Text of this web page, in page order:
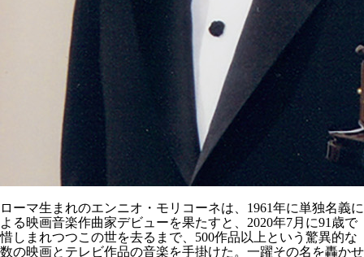
ローマ生まれのエンニオ・モリコーネは、1961年に単独名義に
よる映画音楽作曲家デビューを果たすと、2020年7月に91歳で
惜しまれつつこの世を去るまで、500作品以上という驚異的な
数の映画とテレビ作品の音楽を手掛けた。一躍その名を轟かせ